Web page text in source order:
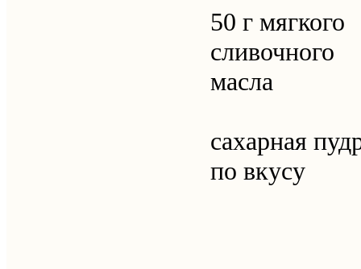
50 г мягкого
сливочного
масла
сахарная
по вкусу